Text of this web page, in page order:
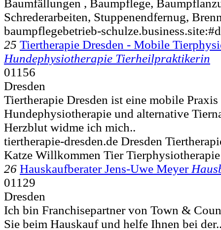
Baumfällungen , Baumpflege,
Schrederarbeiten, Stuppenendfernug,
baumpflegebetrieb-
25 Tiertherapie Dresden - Mobile
Hundephysiotherapie Tierheilpraktikerin
01156
Dresden
Tiertherapie Dresden ist eine mobile
Hundephysiotherapie und alternative
Herzblut widme ich mich..
tiertherapie-dresden.de Dresden
Katze Willkommen Tier Tierphysiotherapie
26 Hauskaufberater Jens-Uwe Meyer
01129
Dresden
Ich bin Franchisepartner von Town &
Sie beim Hauskauf und helfe Ihnen bei